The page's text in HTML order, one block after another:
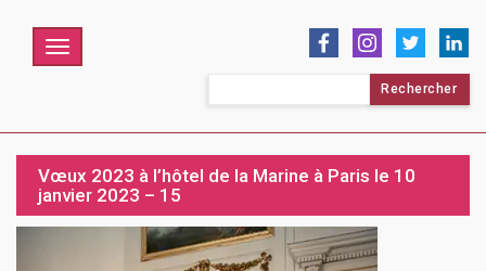
Menu
Vœux 2023 à l’hôtel de la Marine à Paris le 10
janvier 2023 – 15